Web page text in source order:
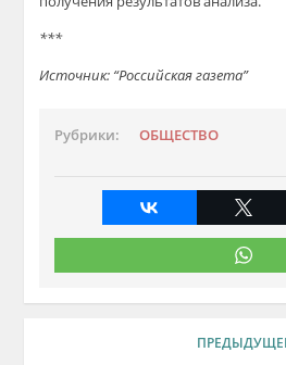
***
Источник: “Российская газета”
Рубрики: ОБЩЕСТВО